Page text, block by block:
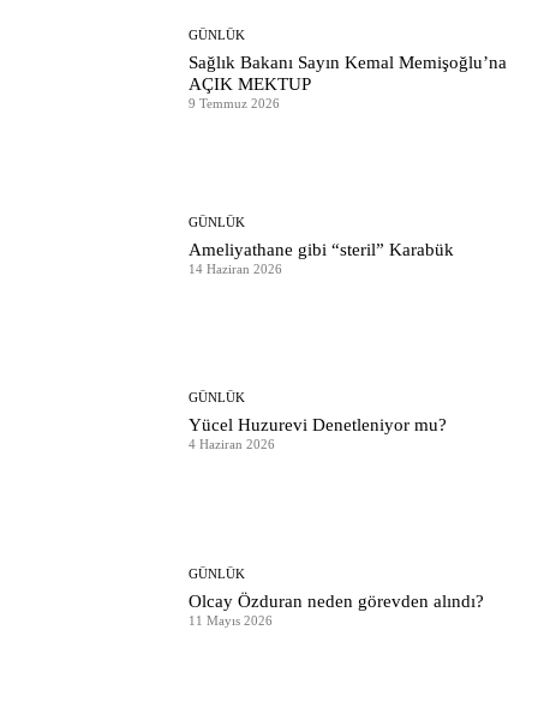
GÜNLÜK
Sağlık Bakanı Sayın Kemal Memişoğlu’na
AÇIK MEKTUP
9 Temmuz 2026
GÜNLÜK
Ameliyathane gibi “steril” Karabük
14 Haziran 2026
GÜNLÜK
Yücel Huzurevi Denetleniyor mu?
4 Haziran 2026
GÜNLÜK
Olcay Özduran neden görevden alındı?
11 Mayıs 2026